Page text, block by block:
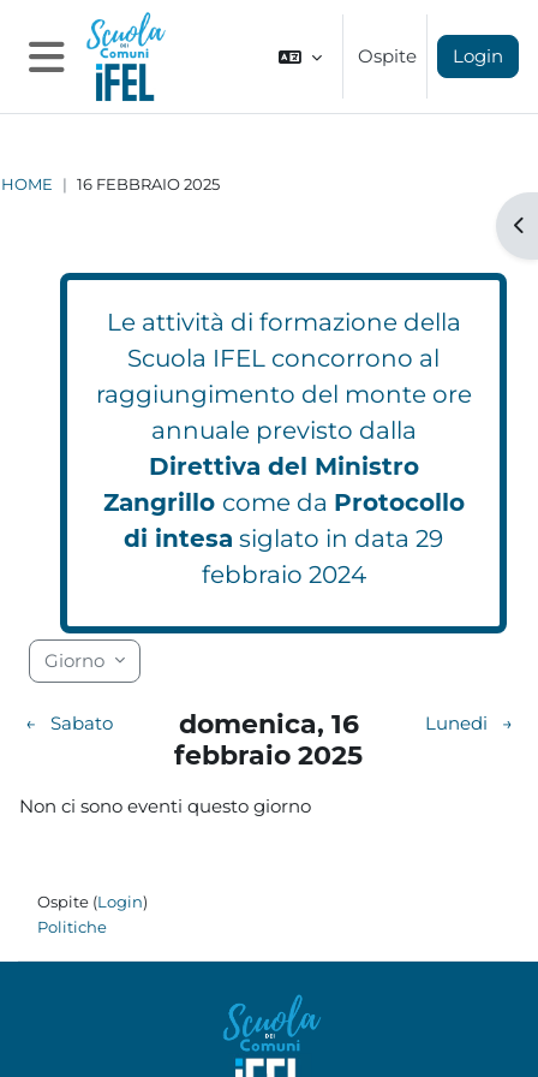
Vai al contenuto principale
Pannello laterale
Ospite Login
HOME 16 FEBBRAIO 2025
Le attività di formazione della
Scuola IFEL concorrono al
raggiungimento del monte ore
annuale previsto dalla
Direttiva del Ministro
Zangrillo come da Protocollo
di intesa siglato in data 29
febbraio 2024
Blocchi
Blocchi
Blocchi
Blocchi
Blocchi
Blocchi
Blocchi
Blocchi
Blocchi
Blocchi
Blocchi
Blocchi
Blocchi
Blocchi
Blocchi
Blocchi
Blocchi
Blocchi
Giorno
← Sabato
domenica, 16
febbraio 2025
Lunedi →
Non ci sono eventi questo giorno
Ospite (Login)
Politiche